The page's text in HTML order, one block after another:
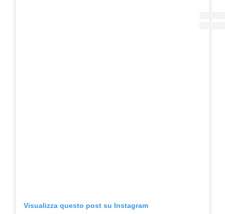
Visualizza questo post su Instagram